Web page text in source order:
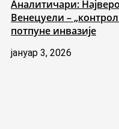
Аналитичари:
Венецуели –
потпуне инвазије
јануар 3, 2026